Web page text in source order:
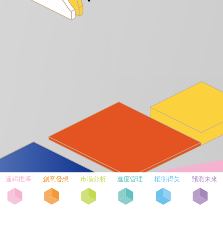
邏輯推導 創意發想 市場分析 進度管理 權衡得失 預測未來